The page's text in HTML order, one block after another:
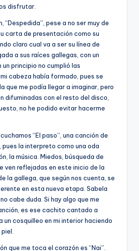
disfrutar.
“Despedida”, pese a no ser muy de
carta de presentación como su
claro cual va a ser su línea de
a sus raíces gallegas, con un
principio no cumplió las
cabeza había formado, pues se
que me podía llegar a imaginar, pero
difuminadas con el resto del disco,
no he podido evitar hacerme
“El paso”, una canción de
pues la interpreto como una oda
la música. Miedos, búsqueda de
ven reflejadas en este inicio de la
la gallega, que según nos cuenta, se
en esta nueva etapa. Sabela
cabe duda. Si hay algo que me
es ese cachito cantado a
un cosquilleo en mi interior haciendo
que me toca el corazón es “Nai”.